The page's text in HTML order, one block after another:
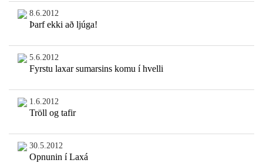
8.6.2012
Þarf ekki að ljúga!
5.6.2012
Fyrstu laxar sumarsins komu í hvelli
1.6.2012
Tröll og tafir
30.5.2012
Opnunin í Laxá